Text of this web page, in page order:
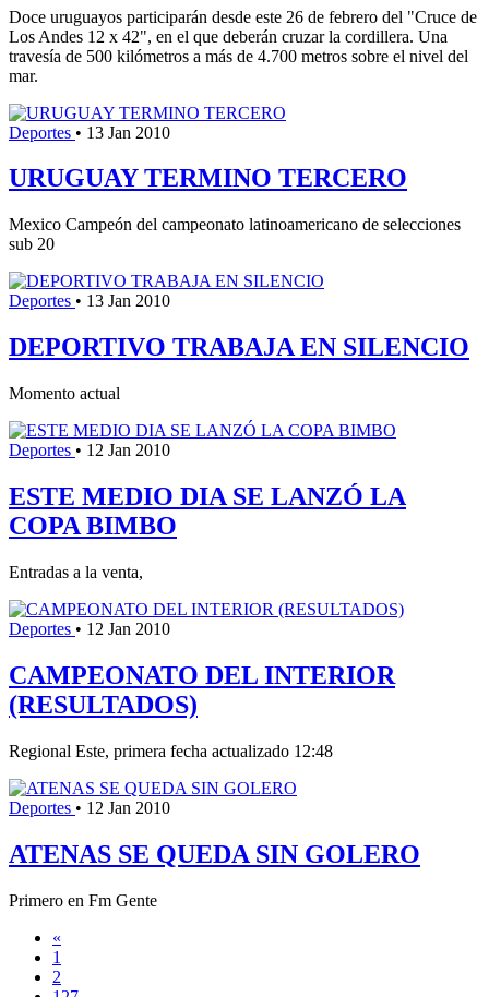
Doce uruguayos participarán desde este 26 de febrero del "Cruce de
Los Andes 12 x 42", en el que deberán cruzar la cordillera. Una
travesía de 500 kilómetros a más de 4.700 metros sobre el nivel del
mar.
Deportes • 13 Jan 2010
URUGUAY TERMINO TERCERO
Mexico Campeón del campeonato latinoamericano de selecciones
sub 20
Deportes • 13 Jan 2010
DEPORTIVO TRABAJA EN SILENCIO
Momento actual
Deportes • 12 Jan 2010
ESTE MEDIO DIA SE LANZÓ LA
COPA BIMBO
Entradas a la venta,
Deportes • 12 Jan 2010
CAMPEONATO DEL INTERIOR
(RESULTADOS)
Regional Este, primera fecha actualizado 12:48
Deportes • 12 Jan 2010
ATENAS SE QUEDA SIN GOLERO
Primero en Fm Gente
«
1
2